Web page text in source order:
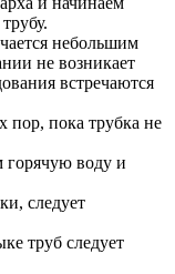
небольшим
не возникает
встречаются
пор, пока трубка не
горячую воду и
следует
труб следует